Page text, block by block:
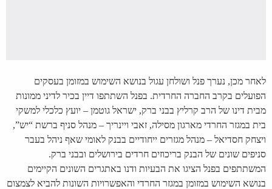
לאחר מכן, נערך פנל ושולחן עגול בנושא השימוש במזומן בעסקים
הפועלים בקרב החברה החרדית. בפנל השתתפו דיין בכיר לדיני ממונות
מבית דינו של הרב קרליץ בבני ברק, ישראל גוטמן – יועץ כלכלי למשקי
בית במגזר החרדי מארגון מסילה, זאבי ויינריך – מנהל סניף ברשת “יש”,
ויצחק חסדיאל – מנהל מגזרים ייחודיים בבנק לאומי שאף ניהל בעבר
סניפים שונים של הבנק בריכוזים חרדים בירושלים ובבני ברק.
המשתתפים בפנל הציגו את הבעיות ודנו באתגרים השונים הקיימים
בנושא השימוש במזומן במגזר החרדי והאפשרויות השונות להביא לצמצום